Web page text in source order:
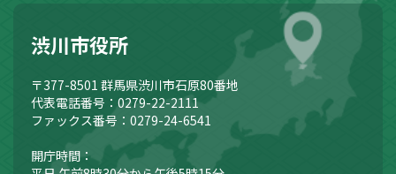
渋川市役所
〒377-8501 群馬県渋川市石原80番地
代表電話番号：0279-22-2111
ファックス番号：0279-24-6541
開庁時間：